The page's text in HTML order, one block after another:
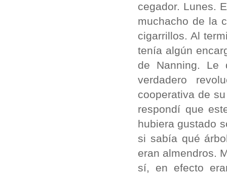
cegador. Lunes.
muchacho de la
cigarrillos. Al
tenía algún
de Nanning. Le
verdadero
cooperativa de
respondí que
hubiera gustado
si sabía qué
eran almendros.
sí, en efecto